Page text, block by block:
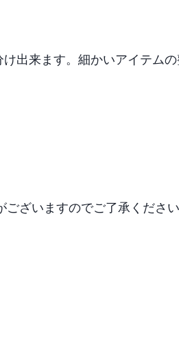
出来ます。細かいアイテムの
ざいますのでご了承ください